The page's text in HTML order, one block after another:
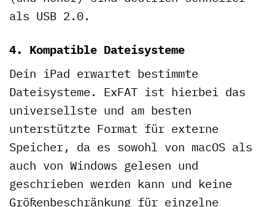
als USB 2.0.
4. Kompatible Dateisysteme
Dein iPad erwartet bestimmte
Dateisysteme. ExFAT ist hierbei das
universellste und am besten
unterstützte Format für externe
Speicher, da es sowohl von macOS als
auch von Windows gelesen und
geschrieben werden kann und keine
Größenbeschränkung für einzelne